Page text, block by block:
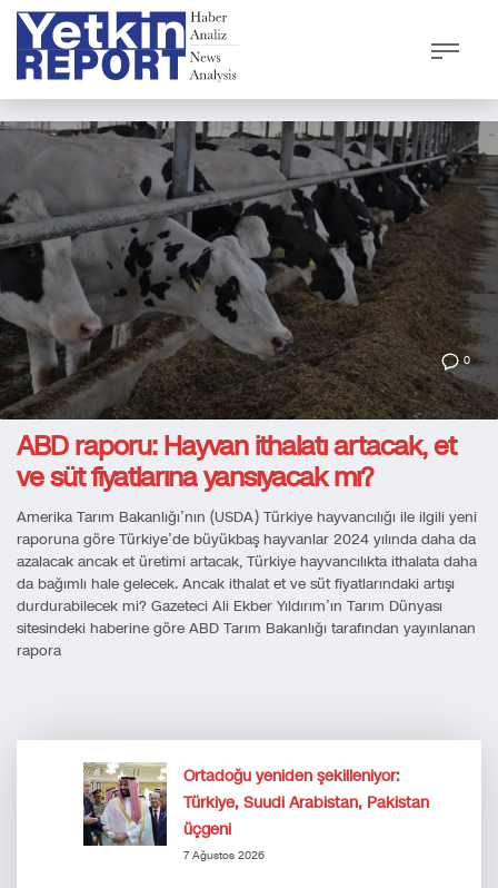
0
ABD raporu: Hayvan ithalatı artacak, et
ve süt fiyatlarına yansıyacak mı?
Amerika Tarım Bakanlığı’nın (USDA) Türkiye hayvancılığı ile ilgili yeni
raporuna göre Türkiye’de büyükbaş hayvanlar 2024 yılında daha da
azalacak ancak et üretimi artacak, Türkiye hayvancılıkta ithalata daha
da bağımlı hale gelecek. Ancak ithalat et ve süt fiyatlarındaki artışı
durdurabilecek mi? Gazeteci Ali Ekber Yıldırım’ın Tarım Dünyası
sitesindeki haberine göre ABD Tarım Bakanlığı tarafından yayınlanan
rapora
Ortadoğu yeniden şekilleniyor:
Türkiye, Suudi Arabistan, Pakistan
üçgeni
7 Ağustos 2026